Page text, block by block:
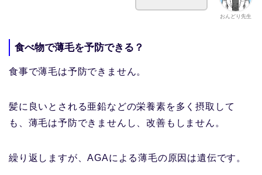
おんどり先生
食べ物で薄毛を予防できる？
食事で薄毛は予防できません。
髪に良いとされる亜鉛などの栄養素を多く摂取して
も、薄毛は予防できませんし、改善もしません。
繰り返しますが、AGAによる薄毛の原因は遺伝です。